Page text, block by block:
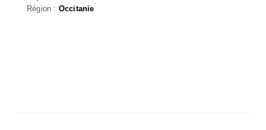
Région : Occitanie